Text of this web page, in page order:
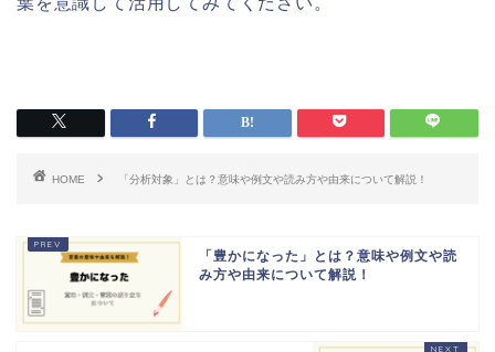
HOME 「分析対象」とは？意味や例文や読み方や由来について解説！
「豊かになった」とは？意味や例文や読
み方や由来について解説！